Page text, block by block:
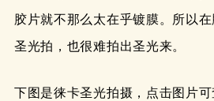
胶片就不那么太在乎镀膜。所以
圣光拍，也很难拍出圣光来。
下图是徕卡圣光拍摄，点击图片可